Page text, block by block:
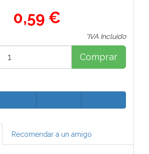
0,59 €
*IVA Incluido
Comprar
Recomendar a un amigo